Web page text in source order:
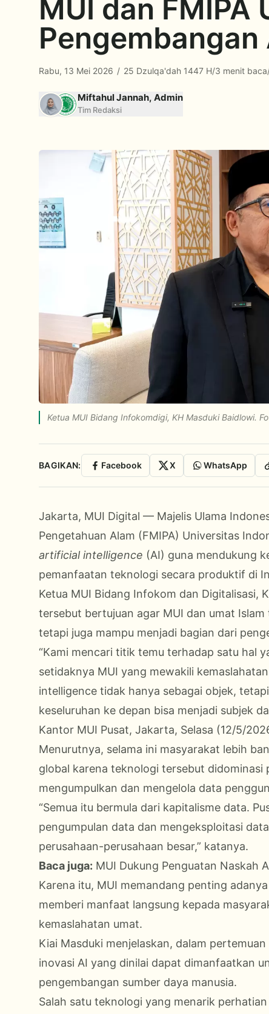
MUI dan FMIPA
Rabu, 13 Mei 2026 / 25 Dzulqa'dah 1447 H/3 menit baca
Miftahul Jannah, Admin
Tim Redaksi
Ketua MUI Bidang Infokomdigi, KH Masduki Baidlowi.
BAGIKAN: Facebook X WhatsApp
Jakarta, MUI Digital — Majelis Ulama
Pengetahuan Alam (FMIPA) Universitas
artificial intelligence (AI) guna mendukung
pemanfaatan teknologi secara produktif di
Ketua MUI Bidang Infokom dan Digitalisasi,
tersebut bertujuan agar MUI dan umat
tetapi juga mampu menjadi bagian dari
“Kami mencari titik temu terhadap satu hal
setidaknya MUI yang mewakili
intelligence tidak hanya sebagai objek,
keseluruhan ke depan bisa menjadi subjek
Kantor MUI Pusat, Jakarta, Selasa (12/5/
Menurutnya, selama ini masyarakat lebih
global karena teknologi tersebut didominasi
mengumpulkan dan mengelola data
“Semua itu bermula dari kapitalisme data.
pengumpulan data dan mengeksploitasi
perusahaan-perusahaan besar,” katanya.
Baca juga: MUI Dukung Penguatan Naskah
Karena itu, MUI memandang penting
memberi manfaat langsung kepada
kemaslahatan umat.
Kiai Masduki menjelaskan, dalam
inovasi AI yang dinilai dapat dimanfaatkan
pengembangan sumber daya manusia.
Salah satu teknologi yang menarik